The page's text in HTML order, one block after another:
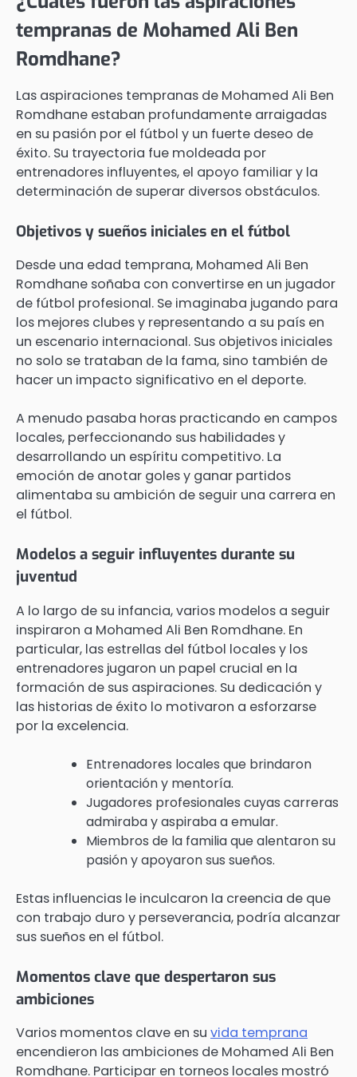
tempranas de Mohamed Ali Ben
Romdhane?
Las aspiraciones tempranas de Mohamed Ali Ben
Romdhane estaban profundamente arraigadas
en su pasión por el fútbol y un fuerte deseo de
éxito. Su trayectoria fue moldeada por
entrenadores influyentes, el apoyo familiar y la
determinación de superar diversos obstáculos.
Objetivos y sueños iniciales en el fútbol
Desde una edad temprana, Mohamed Ali Ben
Romdhane soñaba con convertirse en un jugador
de fútbol profesional. Se imaginaba jugando para
los mejores clubes y representando a su país en
un escenario internacional. Sus objetivos iniciales
no solo se trataban de la fama, sino también de
hacer un impacto significativo en el deporte.
A menudo pasaba horas practicando en campos
locales, perfeccionando sus habilidades y
desarrollando un espíritu competitivo. La
emoción de anotar goles y ganar partidos
alimentaba su ambición de seguir una carrera en
el fútbol.
Modelos a seguir influyentes durante su
juventud
A lo largo de su infancia, varios modelos a seguir
inspiraron a Mohamed Ali Ben Romdhane. En
particular, las estrellas del fútbol locales y los
entrenadores jugaron un papel crucial en la
formación de sus aspiraciones. Su dedicación y
las historias de éxito lo motivaron a esforzarse
por la excelencia.
Entrenadores locales que brindaron
orientación y mentoría.
Jugadores profesionales cuyas carreras
admiraba y aspiraba a emular.
Miembros de la familia que alentaron su
pasión y apoyaron sus sueños.
Estas influencias le inculcaron la creencia de que
con trabajo duro y perseverancia, podría alcanzar
sus sueños en el fútbol.
Momentos clave que despertaron sus
ambiciones
Varios momentos clave en su vida temprana
encendieron las ambiciones de Mohamed Ali Ben
Romdhane. Participar en torneos locales mostró